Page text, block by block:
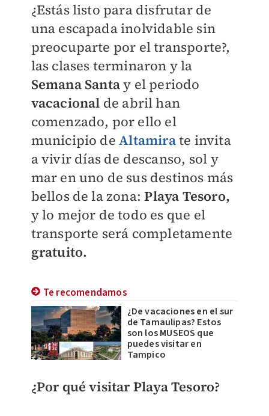
¿Estás listo para disfrutar de
una escapada inolvidable sin
preocuparte por el transporte?,
las clases terminaron y la
Semana Santay el periodo
vacacional de abril han
comenzado, por ello el
municipio deAltamirate invita
a vivir días de descanso, sol y
mar en uno de sus destinos más
bellos de la zona:Playa Tesoro,
y lo mejor de todo es que el
transporte será completamente
gratuito.
Te recomendamos
¿De vacaciones en el sur
de Tamaulipas? Estos
son los MUSEOS que
puedes visitar en
Tampico
¿Por qué visitar Playa Tesoro?